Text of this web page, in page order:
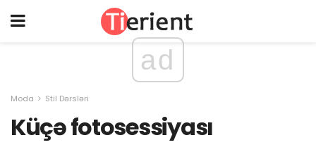
ad
Moda Stil Dərsləri
Küçə fotosessiyası